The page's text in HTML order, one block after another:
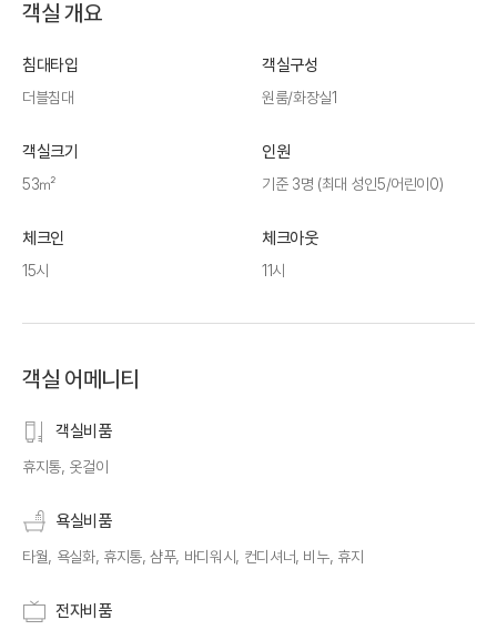
객실 개요
침대타입
더블침대
객실구성
원룸/화장실1
객실크기
53㎡
인원
기준 3명 (최대 성인5/어린이0)
체크인
15시
체크아웃
11시
객실 어메니티
객실비품
휴지통, 옷걸이
욕실비품
타월, 욕실화, 휴지통, 샴푸, 바디워시, 컨디셔너, 비누, 휴지
전자비품